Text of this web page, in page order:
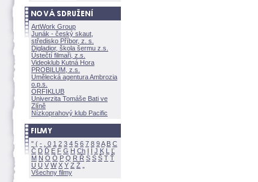
ArtWork Group
Junák - český skaut,
středisko Příbor, z. s.
Digladior, škola šermu z.s.
Ústečtí filmaři, z.s.
Videoklub Kutná Hora
PROBILUM, z.s.
Umělecká agentura Ambrozia
o.p.s.
ORFIKLUB
Univerzita Tomáše Bati ve
Zlíně
Nízkoprahový klub Pacific
" ( - 0 1 2 3 4 5 6 7 8 9A B C
Č D Ď E F G H Ch I Í J K L
Ľ
M N O Ó P Q R Ř S Ś T Ť
U Ú V W X Y Z
Všechny filmy